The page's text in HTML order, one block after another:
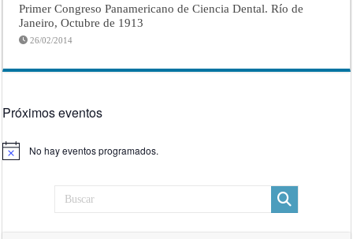
Primer Congreso Panamericano de Ciencia Dental. Río de
Janeiro, Octubre de 1913
26/02/2014
Próximos eventos
Aviso No hay eventos programados.